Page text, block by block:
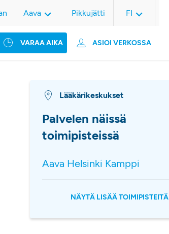
VARAA AIKA ASIOI VERKOSSA
Aava Pikkujätti FI
Lääkärikeskukset
Palvelen näissä
toimipisteissä
Aava Helsinki Kamppi
NÄYTÄ LISÄÄ TOIMIPISTEITÄ